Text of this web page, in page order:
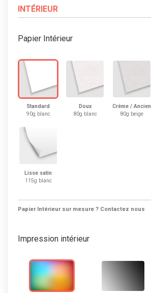
INTÉRIEUR
Papier Intérieur
Standard
90g blanc
Doux
80g blanc
Crème / Ancien
80g beige
Lisse satin
115g blanc
Papier Intérieur sur mesure ? Contactez nous
Impression intérieur